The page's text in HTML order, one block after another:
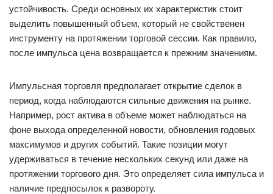
устойчивость. Среди основных их характеристик стоит
выделить повышенный объем, который не свойственен
инструменту на протяжении торговой сессии. Как правило,
после импульса цена возвращается к прежним значениям.
Импульсная торговля предполагает открытие сделок в
период, когда наблюдаются сильные движения на рынке.
Например, рост актива в объеме может наблюдаться на
фоне выхода определенной новости, обновления годовых
максимумов и других событий. Такие позиции могут
удерживаться в течение нескольких секунд или даже на
протяжении торгового дня. Это определяет сила импульса и
наличие предпосылок к развороту.